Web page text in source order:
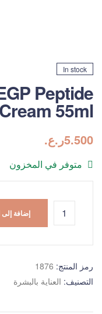
In stock
Peptide
55ml
5.500ر.ع.
متوفر في المخزون
إضافة إلى
رمز المنتج: 1876
التصنيف: العناية بالبشرة